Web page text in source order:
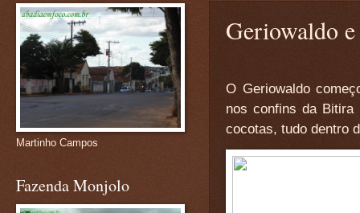
Geriowaldo
O Geriowaldo
nos confins da Bitira
cocotas, tudo dentro
Martinho Campos
Fazenda Monjolo